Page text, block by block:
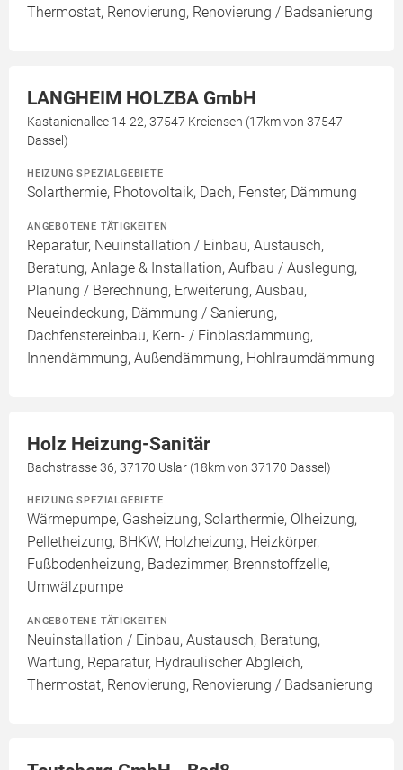
Thermostat, Renovierung, Renovierung / Badsanierung
LANGHEIM HOLZBA GmbH
Kastanienallee 14-22, 37547 Kreiensen (17km von 37547
Dassel)
HEIZUNG SPEZIALGEBIETE
Solarthermie, Photovoltaik, Dach, Fenster, Dämmung
ANGEBOTENE TÄTIGKEITEN
Reparatur, Neuinstallation / Einbau, Austausch,
Beratung, Anlage & Installation, Aufbau / Auslegung,
Planung / Berechnung, Erweiterung, Ausbau,
Neueindeckung, Dämmung / Sanierung,
Dachfenstereinbau, Kern- / Einblasdämmung,
Innendämmung, Außendämmung, Hohlraumdämmung
Holz Heizung-Sanitär
Bachstrasse 36, 37170 Uslar (18km von 37170 Dassel)
HEIZUNG SPEZIALGEBIETE
Wärmepumpe, Gasheizung, Solarthermie, Ölheizung,
Pelletheizung, BHKW, Holzheizung, Heizkörper,
Fußbodenheizung, Badezimmer, Brennstoffzelle,
Umwälzpumpe
ANGEBOTENE TÄTIGKEITEN
Neuinstallation / Einbau, Austausch, Beratung,
Wartung, Reparatur, Hydraulischer Abgleich,
Thermostat, Renovierung, Renovierung / Badsanierung